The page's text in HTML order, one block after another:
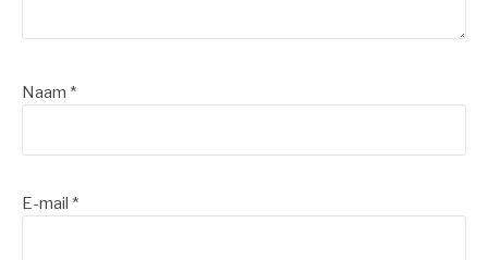
Naam *
E-mail *